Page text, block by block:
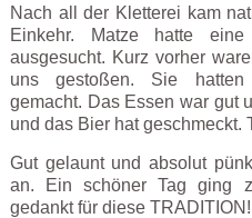
Nach all der Kletterei kam
Einkehr. Matze hatte
ausgesucht. Kurz vorher
uns gestoßen. Sie
gemacht. Das Essen war gut
und das Bier hat geschmeckt.
Gut gelaunt und absolut
an. Ein schöner Tag ging
gedankt für diese TRADITION!